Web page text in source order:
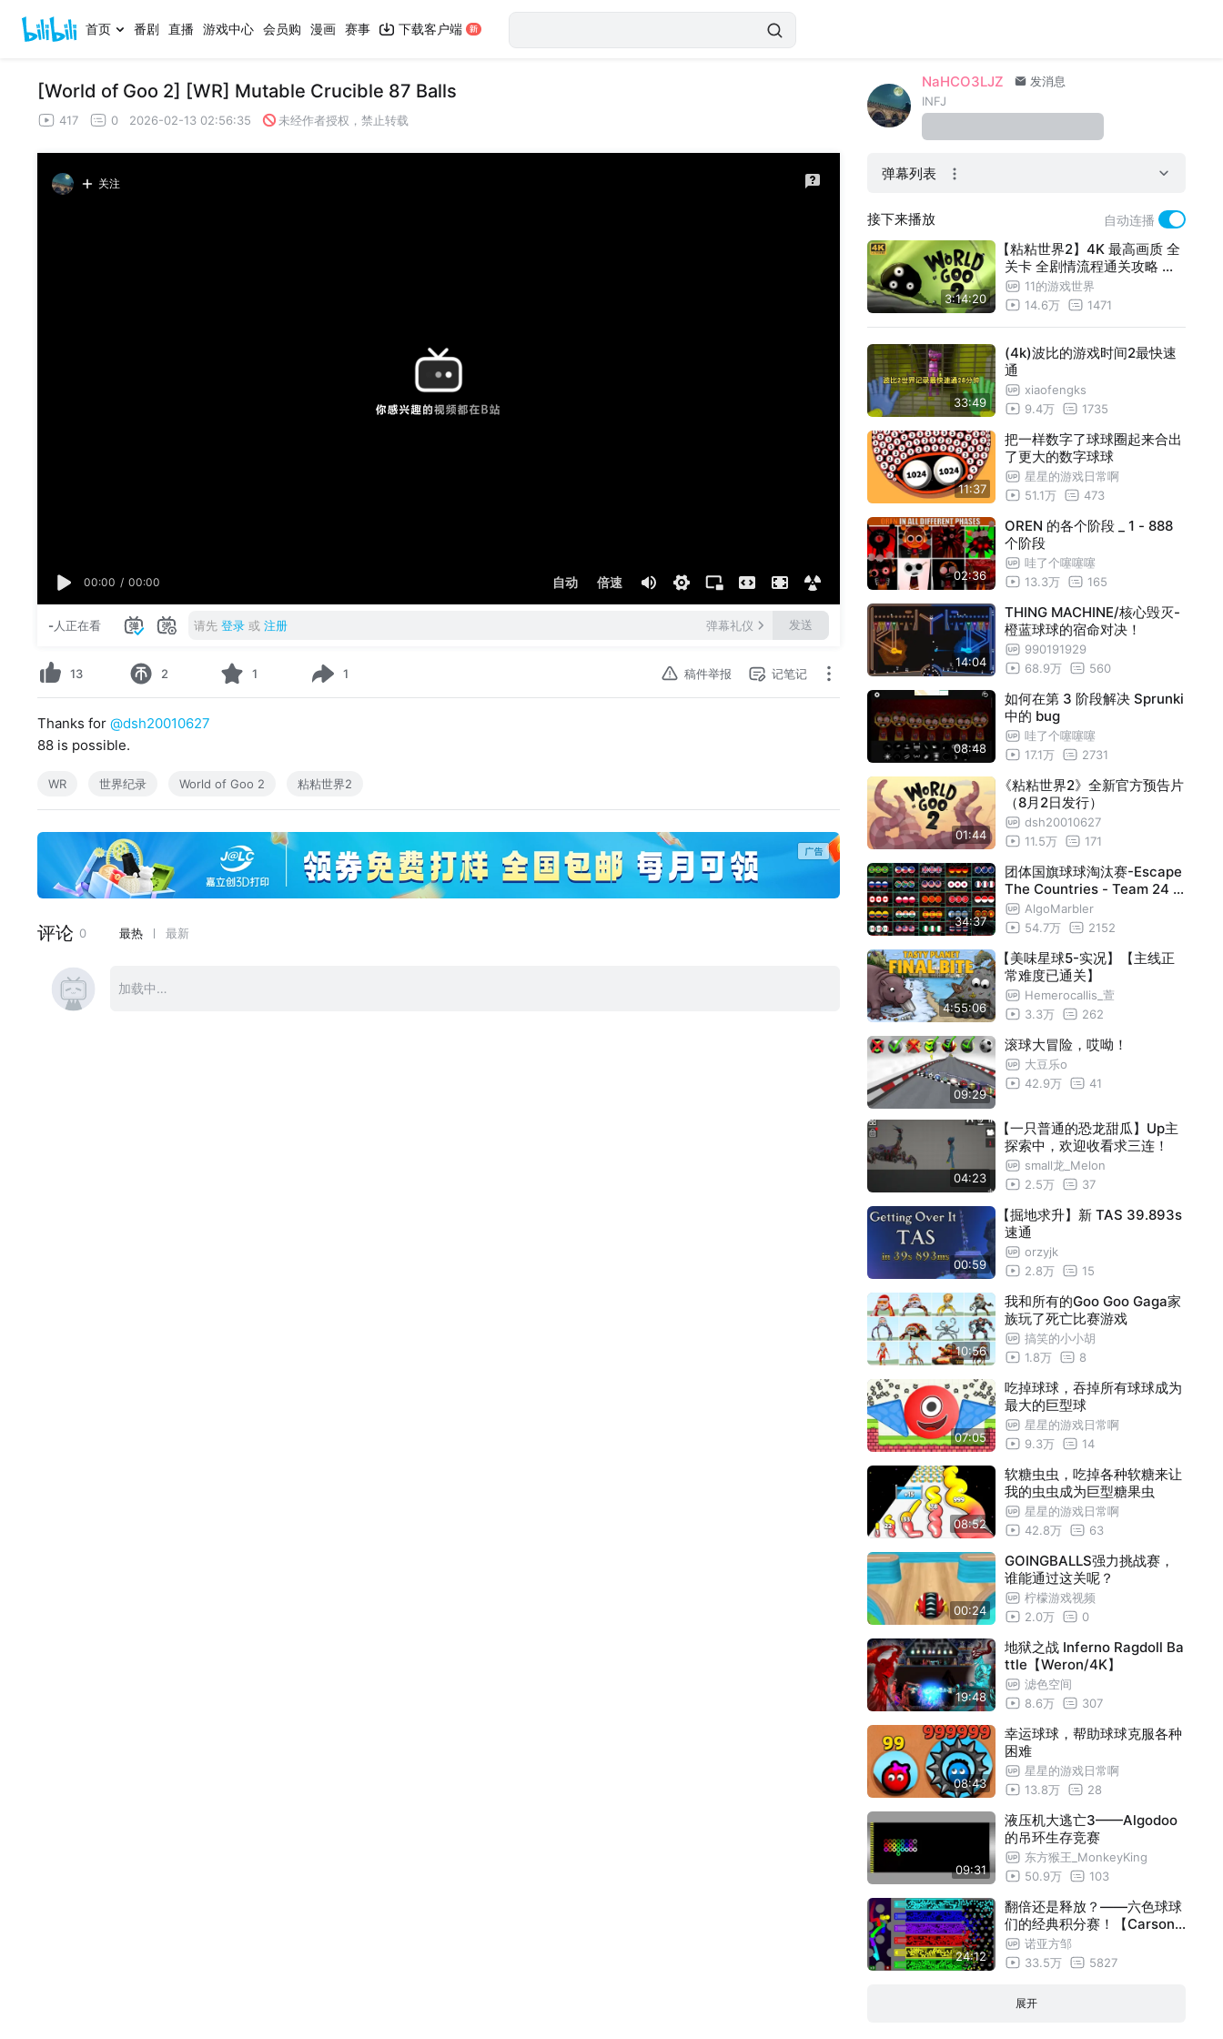
首页 番剧 直播 游戏中心 会员购 漫画 赛事 下载客户端
[World of Goo 2] [WR] Mutable Crucible 87 Balls
417 0 2026-02-13 02:56:35 未经作者授权，禁止转载
关注
00:00 / 00:00 自动 倍速
-人正在看 请先 登录 或 注册 弹幕礼仪 发送
13 2 1 1 稿件举报 记笔记
Thanks for @dsh20010627
88 is possible.
WR 世界纪录 World of Goo 2 粘粘世界2
NaHCO3LJZ
发消息
INFJ
弹幕列表
接下来播放 自动连播
3:14:20
【粘粘世界2】4K 最高画质 全
关卡 全剧情流程通关攻略 经
典解谜冒险游戏 黏黏世界2 -
World of Goo 2
11的游戏世界
14.6万
1471
33:49
(4k)波比的游戏时间2最快速
通
xiaofengks
9.4万
1735
11:37
把一样数字了球球圈起来合出
了更大的数字球球
星星的游戏日常啊
51.1万
473
02:36
OREN 的各个阶段 _ 1 - 888
个阶段
哇了个噻噻噻
13.3万
165
14:04
THING MACHINE/核心毁灭-
橙蓝球球的宿命对决！
990191929
68.9万
560
08:48
如何在第 3 阶段解决 Sprunki
中的 bug
哇了个噻噻噻
17.1万
2731
01:44
《粘粘世界2》全新官方预告片
（8月2日发行）
dsh20010627
11.5万
171
34:37
团体国旗球球淘汰赛-Escape
The Countries - Team 24 C
ountry marble Elimination i
n Algodoo
AlgoMarbler
54.7万
2152
4:55:06
【美味星球5-实况】【主线正
常难度已通关】
Hemerocallis_萱
3.3万
262
09:29
滚球大冒险，哎呦！
大豆乐o
42.9万
41
04:23
【一只普通的恐龙甜瓜】Up主
探索中，欢迎收看求三连！
small龙_Melon
2.5万
37
00:59
【掘地求升】新 TAS 39.893s
速通
orzyjk
2.8万
15
10:56
我和所有的Goo Goo Gaga家
族玩了死亡比赛游戏
搞笑的小小胡
1.8万
8
07:05
吃掉球球，吞掉所有球球成为
最大的巨型球
星星的游戏日常啊
9.3万
14
08:52
软糖虫虫，吃掉各种软糖来让
我的虫虫成为巨型糖果虫
星星的游戏日常啊
42.8万
63
00:24
GOINGBALLS强力挑战赛，
谁能通过这关呢？
柠檬游戏视频
2.0万
0
19:48
地狱之战 Inferno Ragdoll Ba
ttle【Weron/4K】
滤色空间
8.6万
307
08:43
幸运球球，帮助球球克服各种
困难
星星的游戏日常啊
13.8万
28
09:31
液压机大逃亡3——Algodoo
的吊环生存竞赛
东方猴王_MonkeyKing
50.9万
103
24:12
翻倍还是释放？——六色球球
们的经典积分赛！【Carson J
ay】诺亚方邹
33.5万
5827
展开